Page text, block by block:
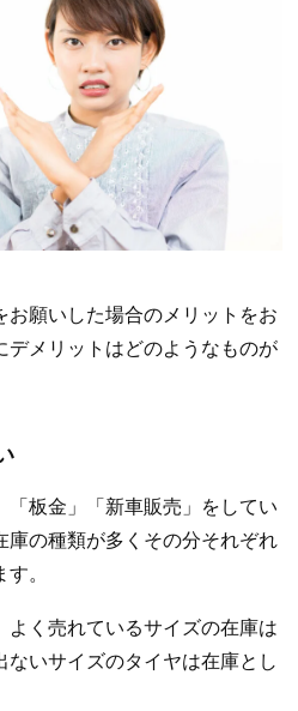
お願いした場合のメリットをお
デメリットはどのようなものが
「板金」「新車販売」をしてい
庫の種類が多くその分それぞれ
。
よく売れているサイズの在庫は
ないサイズのタイヤは在庫とし